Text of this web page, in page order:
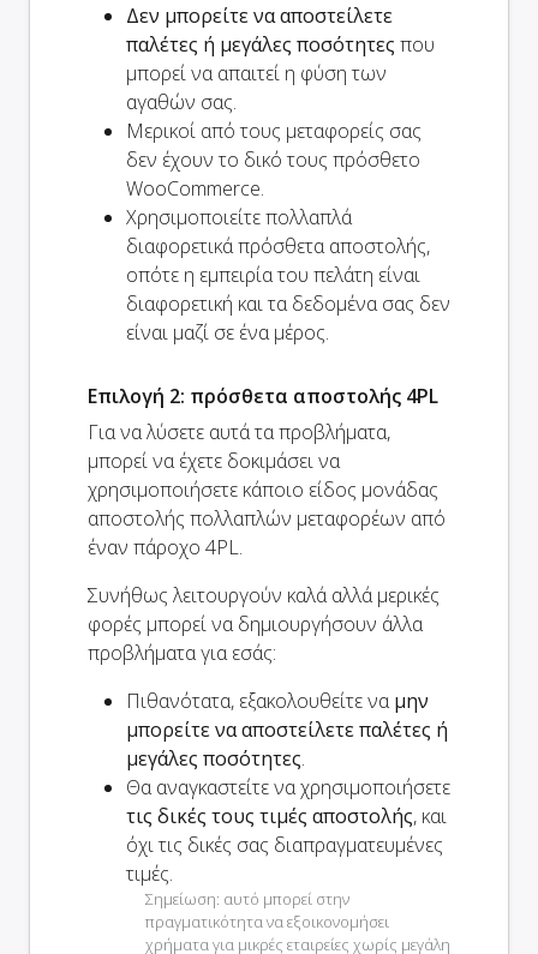
Δεν μπορείτε να αποστείλετε
παλέτες ή μεγάλες ποσότητες που
μπορεί να απαιτεί η φύση των
αγαθών σας.
Μερικοί από τους μεταφορείς σας
δεν έχουν το δικό τους πρόσθετο
WooCommerce.
Χρησιμοποιείτε πολλαπλά
διαφορετικά πρόσθετα αποστολής,
οπότε η εμπειρία του πελάτη είναι
διαφορετική και τα δεδομένα σας δεν
είναι μαζί σε ένα μέρος.
Επιλογή 2: πρόσθετα αποστολής 4PL
Για να λύσετε αυτά τα προβλήματα,
μπορεί να έχετε δοκιμάσει να
χρησιμοποιήσετε κάποιο είδος μονάδας
αποστολής πολλαπλών μεταφορέων από
έναν πάροχο 4PL.
Συνήθως λειτουργούν καλά αλλά μερικές
φορές μπορεί να δημιουργήσουν άλλα
προβλήματα για εσάς:
Πιθανότατα, εξακολουθείτε ναμην
μπορείτε να αποστείλετε παλέτες ή
μεγάλες ποσότητες.
Θα αναγκαστείτε να χρησιμοποιήσετε
τις δικές τους τιμές αποστολής, και
όχι τις δικές σας διαπραγματευμένες
τιμές.
Σημείωση: αυτό μπορεί στην
πραγματικότητα να εξοικονομήσει
χρήματα για μικρές εταιρείες χωρίς μεγάλη